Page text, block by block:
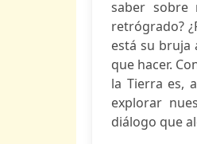
saber sobre
retrógrado?
está su bruja
que hacer.
la Tierra es,
explorar
diálogo que